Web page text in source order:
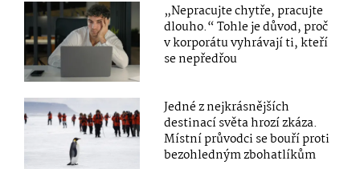
„Nepracujte chytře, pracujte
dlouho.“ Tohle je důvod, proč
v korporátu vyhrávají ti, kteří
se nepředřou
Jedné z nejkrásnějších
destinací světa hrozí zkáza.
Místní průvodci se bouří proti
bezohledným zbohatlíkům